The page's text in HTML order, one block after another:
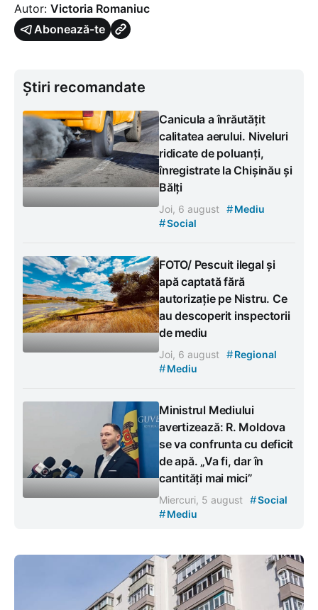
Autor: Victoria Romaniuc
Abonează-te
Știri recomandate
Canicula a înrăutățit
calitatea aerului. Niveluri
ridicate de poluanți,
înregistrate la Chișinău și
Bălți
Joi, 6 august #Mediu
#Social
FOTO/ Pescuit ilegal și
apă captată fără
autorizație pe Nistru. Ce
au descoperit inspectorii
de mediu
Joi, 6 august #Regional
#Mediu
Ministrul Mediului
avertizează: R. Moldova
se va confrunta cu deficit
de apă. „Va fi, dar în
cantități mai mici”
Miercuri, 5 august #Social
#Mediu